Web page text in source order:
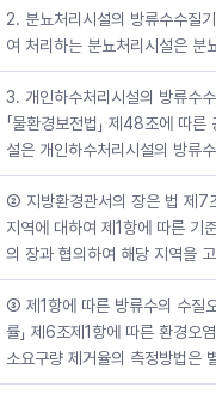
2. 분뇨처리시설의 방류수수질
여 처리하는 분뇨처리시설은 분
3. 개인하수처리시설의 방류수
「물환경보전법」 제48조에 따
설은 개인하수처리시설의 방류
② 지방환경관서의 장은 법 제7
지역에 대하여 제1항에 따른 기
의 장과 협의하여 해당 지역을
③ 제1항에 따른 방류수의 수질
률」 제6조제1항에 따른 환경오
소요구량 제거율의 측정방법